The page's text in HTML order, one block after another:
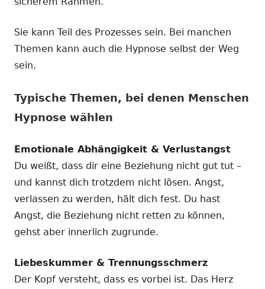
Sie kann Teil des Prozesses sein. Bei manchen
Themen kann auch die Hypnose selbst der Weg
sein.
Typische Themen, bei denen Menschen
Hypnose wählen
Emotionale Abhängigkeit & Verlustangst
Du weißt, dass dir eine Beziehung nicht gut tut –
und kannst dich trotzdem nicht lösen. Angst,
verlassen zu werden, hält dich fest. Du hast
Angst, die Beziehung nicht retten zu können,
gehst aber innerlich zugrunde.
Liebeskummer & Trennungsschmerz
Der Kopf versteht, dass es vorbei ist. Das Herz